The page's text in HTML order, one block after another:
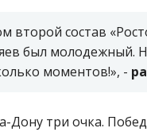
второй состав
был молодежный.
моментов!», -
Дону три очка.